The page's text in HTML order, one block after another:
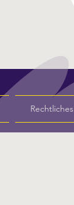
Rechtliches